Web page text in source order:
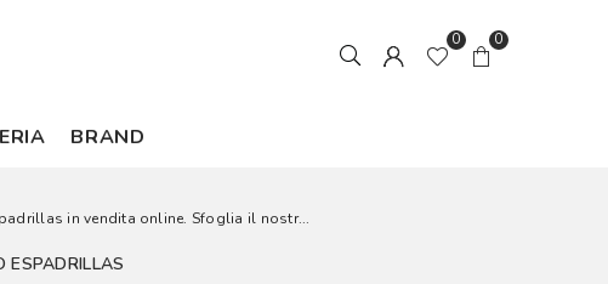
0 0
BRAND
in vendita online. Sfoglia il nostr...
ESPADRILLAS